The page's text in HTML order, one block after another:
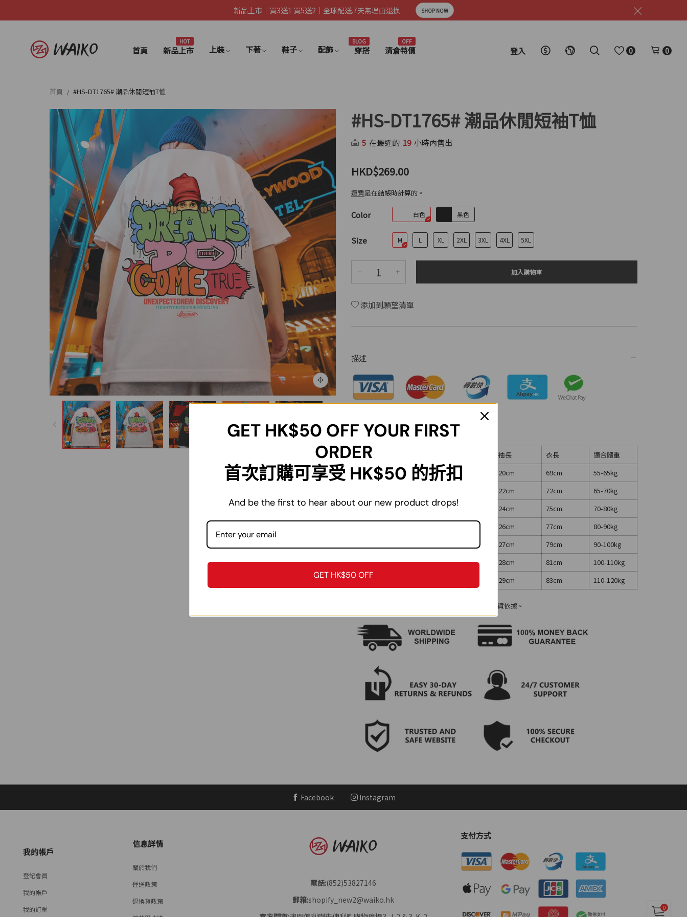
新品上市｜買3送1 買5送2｜全球配送.7天無理由退換 SHOP NOW
首頁 新品上市
HOT
上裝 下著 鞋子 配飾 穿搭
BLOG
清倉特價
OFF
登入 0 0
首頁 / #HS-DT1765# 潮品休閒短袖T恤
#HS-DT1765# 潮品休閒短袖T恤
5 在最近的 19 小時內售出
HKD$269.00
運費是在結帳時計算的。
Color 白色 黑色
Size M L XL 2XL 3XL 4XL 5XL
加入購物車
添加到願望清單
描述
表层: 100% 棉
冷水洗涤
尺碼 袖長 衣長
適合體重
M
102cm 47cm 20cm 69cm
55-65kg
22cm 72cm
65-70kg
XL
114cm 53cm 24cm 75cm
70-80kg
26cm 77cm
80-90kg
27cm 79cm
90-100kg
4XL
134cm 62cm 28cm 81cm
100-110kg
5XL
29cm 83cm 110-120kg
注：尺碼為手工測量，僅作參考作用，不作為退換貨依據。
Facebook Instagram
我的帳戶
登記會員
我的帳戶
我的訂單
信息詳情
關於我們
運送政策
退換貨政策
電話:(852)53827146
郵箱:shopify_new2@waiko.hk
支付方式
0
GET HK$50 OFF YOUR FIRST
ORDER
首次訂購可享受 HK$50 的折扣
And be the first to hear about our new product drops!
GET HK$50 OFF